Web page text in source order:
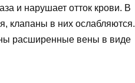
и нарушает отток крови. В
клапаны в них ослабляются.
расширенные вены в виде